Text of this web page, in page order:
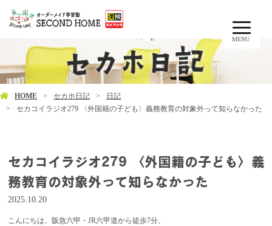
MENU
HOME セカホ日記
日記
セカコイラジオ279 〈外国籍の子ども〉義務教育の対象外って知らなかった
セカコイラジオ279 〈外国籍の子ども〉義
務教育の対象外って知らなかった
2025.10.20
こんにちは、阪急六甲・JR六甲道から徒歩7分、